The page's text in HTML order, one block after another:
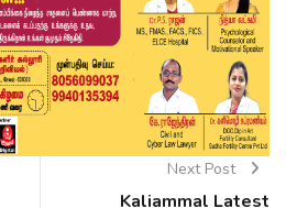
Next Post
Kaliammal Latest